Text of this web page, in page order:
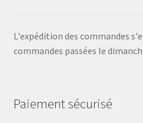
L'expédition des commandes
commandes passées le
Paiement sécurisé